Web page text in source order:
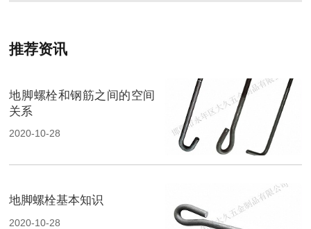
推荐资讯
地脚螺栓和钢筋之间的空间
关系
2020-10-28
地脚螺栓基本知识
2020-10-28